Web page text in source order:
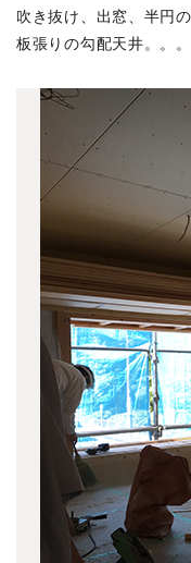
鷹番の集合住宅 1508竣
境一丁目の家 1504竣工
上水新町の家 1501竣工
オーストラリアハウス
東京ソテリア (4)
光庭の家 1411竣工 (6)
戸田の家 1410竣工 (4)
境の家 1406竣工 (3)
目白の家 1404竣工 (3)
多磨町の家 1403竣工
品川の家 1402竣工 (3)
下馬の家 1312竣工 (4)
新町の家 1312竣工
軽井沢の家 1311竣工
緑町の家 1305竣工 (2)
吹き抜け、出窓、半円
板張りの勾配天井。。。